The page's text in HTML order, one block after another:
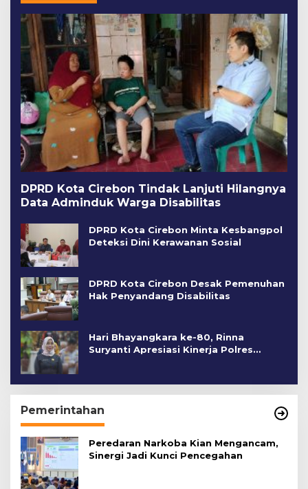
DPRD Kota Cirebon Tindak Lanjuti Hilangnya
Data Adminduk Warga Disabilitas
DPRD Kota Cirebon Minta Kesbangpol
Deteksi Dini Kerawanan Sosial
DPRD Kota Cirebon Desak Pemenuhan
Hak Penyandang Disabilitas
Hari Bhayangkara ke-80, Rinna
Suryanti Apresiasi Kinerja Polres
Pemerintahan
Peredaran Narkoba Kian Mengancam,
Sinergi Jadi Kunci Pencegahan